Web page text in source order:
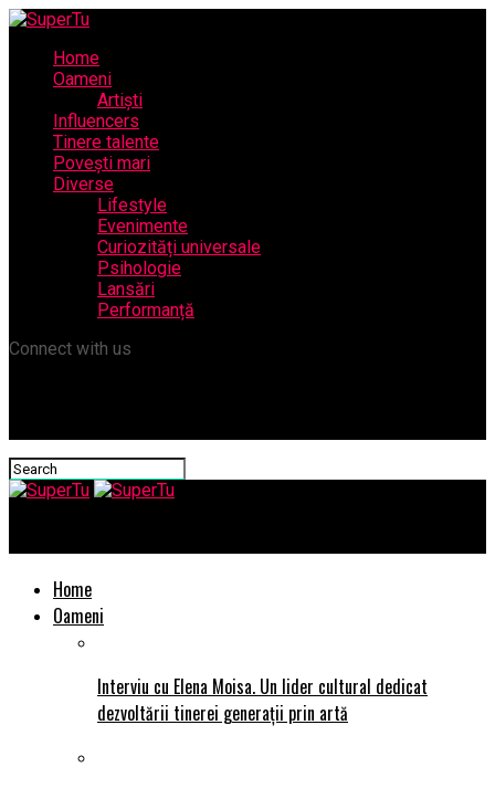
Home
Oameni
Artiști
Influencers
Tinere talente
Povești mari
Diverse
Lifestyle
Evenimente
Curiozități universale
Psihologie
Lansări
Performanță
Connect with us
Home
Oameni
Interviu cu Elena Moisa. Un lider cultural dedicat
dezvoltării tinerei generații prin artă